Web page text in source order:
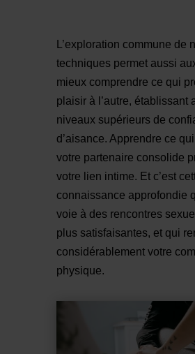
L’exploration commune de
techniques permet aussi
mieux comprendre ce qui
plaisir à l’autre, établissant
niveaux supérieurs de
d’aisance. Apprendre ce
votre partenaire consolide
votre lien intime. Et c’est
connaissance approfondie
voie à des rencontres
plus satisfaisantes, et qui
considérablement votre
physique.